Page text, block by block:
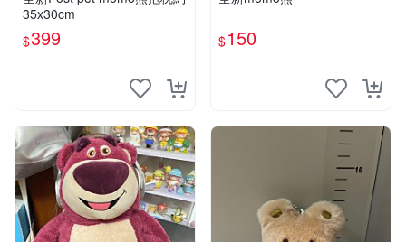
35x30cm
$399 $150